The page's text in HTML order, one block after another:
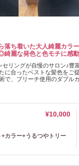
落ち着いた大人綺麗カラー
麗な発色と色モチに感動
リングが自慢のサロン♪豊
に合ったベストな髪色をご
で、ブリーチ使用のダブル
¥10,000
+カラー+うるつやトリー